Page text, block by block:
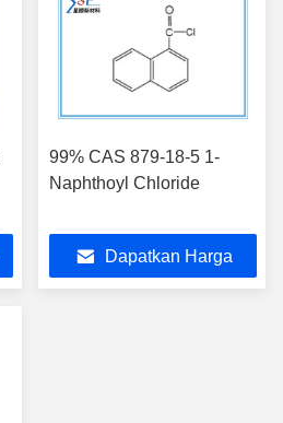
99% CAS 879-18-5 1-
Naphthoyl Chloride
Dapatkan Harga